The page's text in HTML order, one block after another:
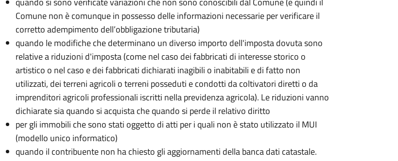
Comune non è comunque in possesso delle informazioni necessarie per verificare il
corretto adempimento dell’obbligazione tributaria)
quando le modifiche che determinano un diverso importo dell'imposta dovuta sono
relative a riduzioni d'imposta (come nel caso dei fabbricati di interesse storico o
artistico o nel caso e dei fabbricati dichiarati inagibili o inabitabili e di fatto non
utilizzati, dei terreni agricoli o terreni posseduti e condotti da coltivatori diretti o da
imprenditori agricoli professionali iscritti nella previdenza agricola). Le riduzioni vanno
dichiarate sia quando si acquista che quando si perde il relativo diritto
per gli immobili che sono stati oggetto di atti per i quali non è stato utilizzato il MUI
(modello unico informatico)
quando il contribuente non ha chiesto gli aggiornamenti della banca dati catastale.